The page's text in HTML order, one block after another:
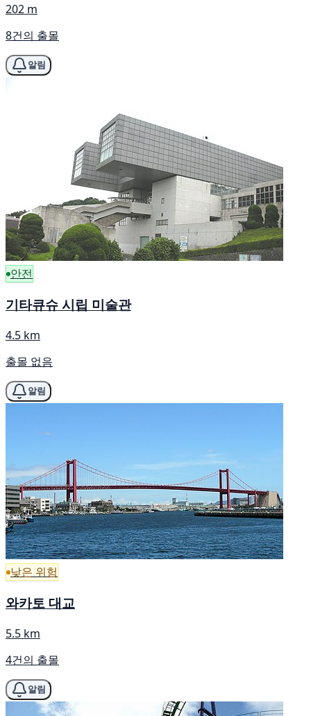
202 m
8건의 출몰
알림
안전
기타큐슈 시립 미술관
4.5 km
출몰 없음
알림
낮은 위험
와카토 대교
5.5 km
4건의 출몰
알림